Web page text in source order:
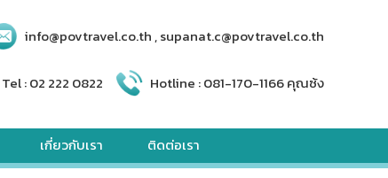
info@povtravel.co.th , supanat.c@povtravel.co.th
Tel :02 222 0822 Hotline :081-170-1166 คุณซ้ง
เกี่ยวกับเรา ติดต่อเรา